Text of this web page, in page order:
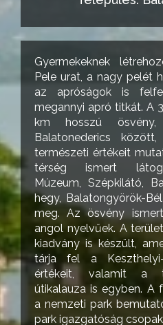
Gyermekeknek
Pele urat, a nagy pelét
az apróságok is
megannyi apró titkát. A
km hosszú ösvény,
Balatonederics
természeti értékeit
térség ismert
Múzeum, Szépkilátó,
hegy, Balatongyörök-
meg. Az ösvény
angol nyelvűek. A
kiadvány is készült,
tárja fel a Keszthelyi-
értékeit, valamit a
útikalauza is egyben. A
a nemzeti park
park igazgatóság